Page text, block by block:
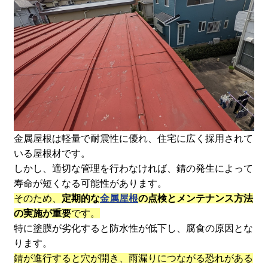
金属屋根は軽量で耐震性に優れ、住宅に広く採用されて
いる屋根材です。
しかし、適切な管理を行わなければ、錆の発生によって
寿命が短くなる可能性があります。
そのため、 定期的な金属屋根の点検とメンテナンス方法
の実施が重要です。
特に塗膜が劣化すると防水性が低下し、腐食の原因とな
ります。
錆が進行すると穴が開き、雨漏りにつながる恐れがある